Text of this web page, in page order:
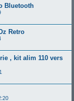
Bluetooth
Retro
, kit alim 110 vers